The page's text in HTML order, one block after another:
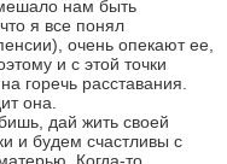
нам быть
я все понял
очень опекают ее,
и с этой точки
горечь расставания.
она.
дай жить своей
и будем счастливы с
Когда-то